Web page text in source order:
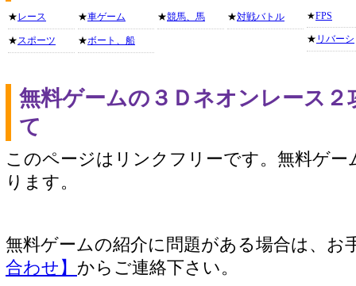
★レース
★スポーツ
★車ゲーム
★ボート、船
★競馬、馬 ★対戦バトル ★FPS
★ リバーシ
無料ゲームの３Ｄネオンレース
て
このページはリンクフリーです。無料ゲー
ります。
無料ゲームの紹介に問題がある場合は、お
合わせ】 からご連絡下さい。